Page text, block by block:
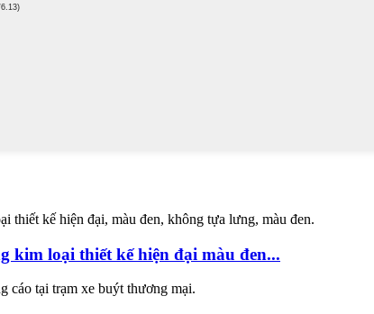
kim loại thiết kế hiện đại màu đen...